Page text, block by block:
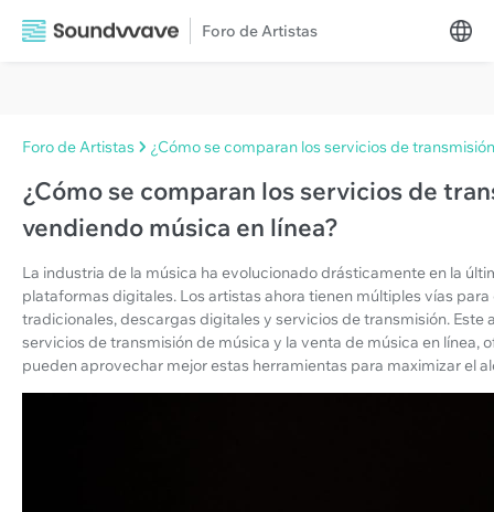
Foro de Artistas
Foro de Artistas ¿Cómo se comparan los servicios de
¿Cómo se comparan los servicios de
vendiendo música en línea?
La industria de la música ha evolucionado drásticamente en la
plataformas digitales. Los artistas ahora tienen múltiples vías
tradicionales, descargas digitales y servicios de transmisión.
servicios de transmisión de música y la venta de música en línea,
pueden aprovechar mejor estas herramientas para maximizar el